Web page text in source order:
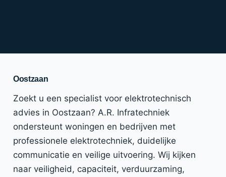
Oostzaan
Zoekt u een specialist voor elektrotechnisch
advies in Oostzaan? A.R. Infratechniek
ondersteunt woningen en bedrijven met
professionele elektrotechniek, duidelijke
communicatie en veilige uitvoering. Wij kijken
naar veiligheid, capaciteit, verduurzaming,